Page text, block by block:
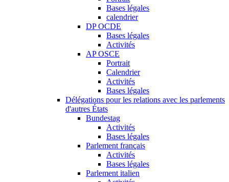
Bases légales
calendrier
DP OCDE
Bases légales
Activités
AP OSCE
Portrait
Calendrier
Activités
Bases légales
Délégations pour les relations avec les parlements
d'autres États
Bundestag
Activités
Bases légales
Parlement français
Activités
Bases légales
Parlement italien